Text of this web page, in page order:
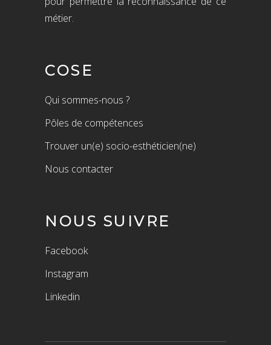
métier.
COSE
Qui sommes-nous ?
Pôles de compétences
Trouver un(e) socio-esthéticien(ne)
Nous contacter
NOUS SUIVRE
Facebook
Instagram
Linkedin